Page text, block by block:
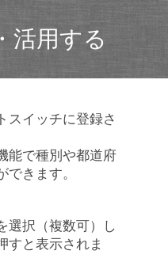
活用する
スイッチに登録さ
能で種別や都道府
きます。
選択（複数可）し
すと表示されま